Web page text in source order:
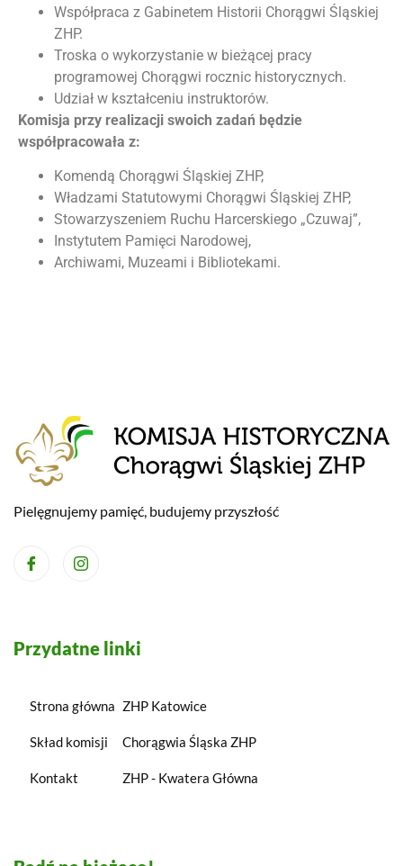
Współpraca z Gabinetem Historii Chorągwi Śląskiej
ZHP.
Troska o wykorzystanie w bieżącej pracy
programowej Chorągwi rocznic historycznych.
Udział w kształceniu instruktorów.
Komisja przy realizacji swoich zadań będzie
współpracowała z:
Komendą Chorągwi Śląskiej ZHP,
Władzami Statutowymi Chorągwi Śląskiej ZHP,
Stowarzyszeniem Ruchu Harcerskiego „Czuwaj”,
Instytutem Pamięci Narodowej,
Archiwami, Muzeami i Bibliotekami.
Pielęgnujemy pamięć, budujemy przyszłość
Przydatne linki
Strona główna
Skład komisji
Kontakt
ZHP Katowice
Chorągwia Śląska ZHP
ZHP - Kwatera Główna